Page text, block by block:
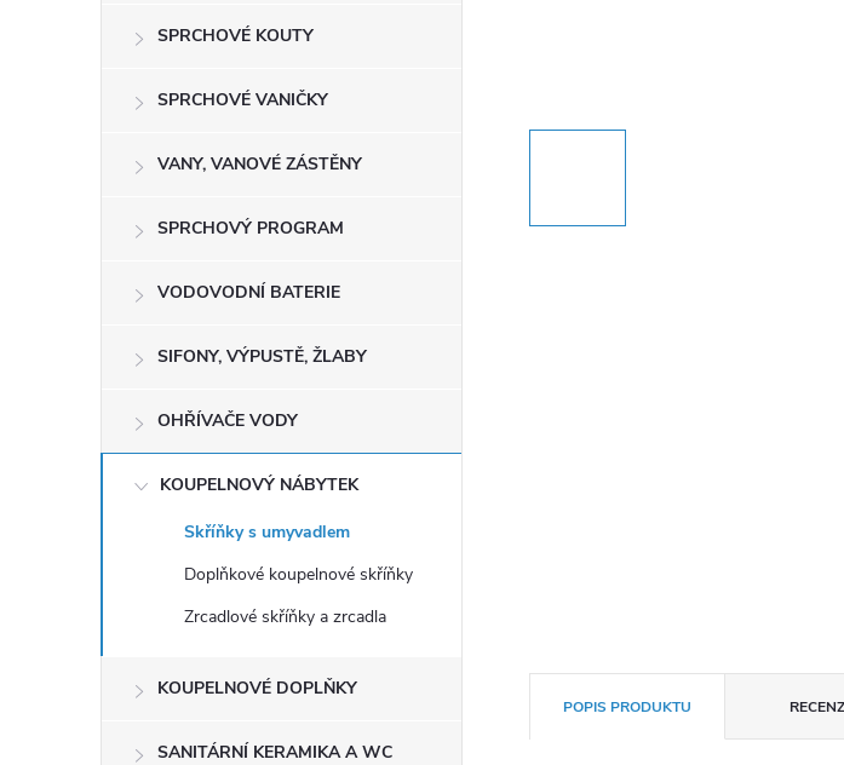
e
SPRCHOVÉ KOUTY
SPRCHOVÉ VANIČKY
VANY, VANOVÉ ZÁSTĚNY
SPRCHOVÝ PROGRAM
VODOVODNÍ BATERIE
SIFONY, VÝPUSTĚ, ŽLABY
OHŘÍVAČE VODY
KOUPELNOVÝ NÁBYTEK
Skříňky s umyvadlem
Doplňkové koupelnové skříňky
Zrcadlové skříňky a zrcadla
KOUPELNOVÉ DOPLŇKY
SANITÁRNÍ KERAMIKA A WC
POPIS PRODUKTU